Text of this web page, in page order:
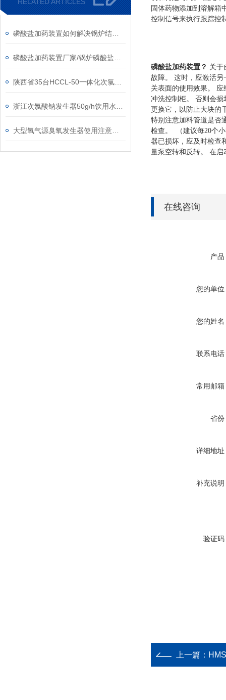
固体药物添加到溶解箱
控制信号来执行跟踪控
磷酸盐加药装置 ？ 关于
故障。 这时，应激活
关表面的使用效果。
冲洗控制柜。 否则会
更换它，以防止大块的
特别注意加料管道是否
检查。 （建议每20个
器已损坏，应及时检查
量泵空转和反转。 在
在线咨询
产品
您的单位
您的姓名
联系电话
常用邮箱
省份
详细地址
补充说明
验证码
上一篇：